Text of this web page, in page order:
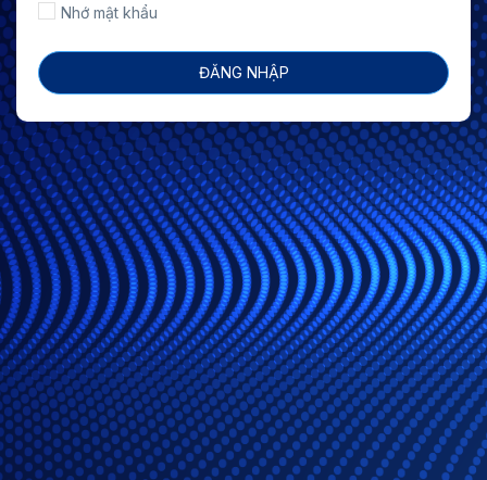
Nhớ mật khẩu
ĐĂNG NHẬP